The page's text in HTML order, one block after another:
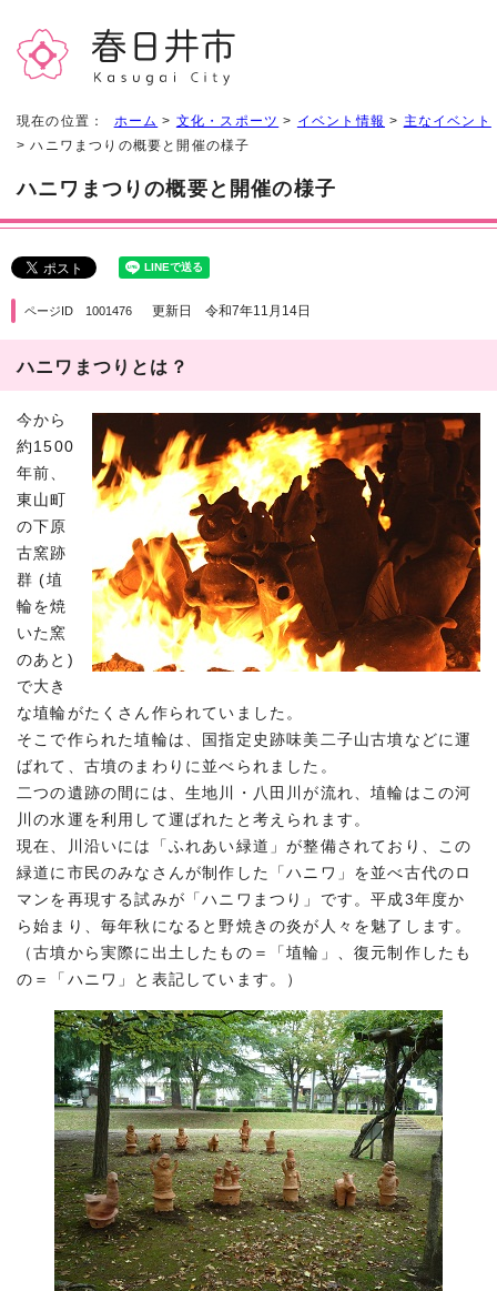
現在の位置： ホーム > 文化・スポーツ > イベント情報 > 主なイベント
> ハニワまつりの概要と開催の様子
ハニワまつりの概要と開催の様子
ページID 1001476 更新日 令和7年11月14日
ハニワまつりとは？
今から
約1500
年前、
東山町
の下原
古窯跡
群 (埴
輪を焼
いた窯
のあと)
で大き
な埴輪がたくさん作られていました。
そこで作られた埴輪は、国指定史跡味美二子山古墳などに運
ばれて、古墳のまわりに並べられました。
二つの遺跡の間には、生地川・八田川が流れ、埴輪はこの河
川の水運を利用して運ばれたと考えられます。
現在、川沿いには「ふれあい緑道」が整備されており、この
緑道に市民のみなさんが制作した「ハニワ」を並べ古代のロ
マンを再現する試みが「ハニワまつり」です。平成3年度か
ら始まり、毎年秋になると野焼きの炎が人々を魅了します。
（古墳から実際に出土したもの＝「埴輪」、復元制作したも
の＝「ハニワ」と表記しています。）